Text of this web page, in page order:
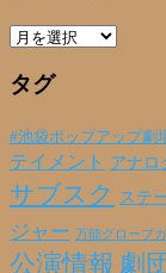
ア
カ
ブ
タグ
#池袋ポップアップ劇
テイメント アナロ
サブスク ステ
ジャー 万能グローブ
公演情報 劇団